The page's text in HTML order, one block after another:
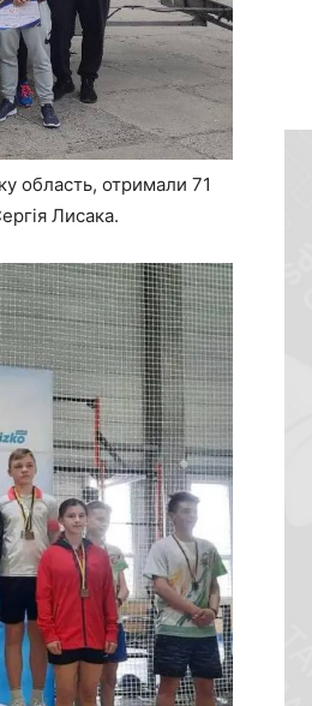
область, отримали 71
Лисака.